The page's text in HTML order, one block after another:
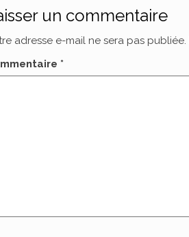
un commentaire
adresse e-mail ne sera pas publiée.
*